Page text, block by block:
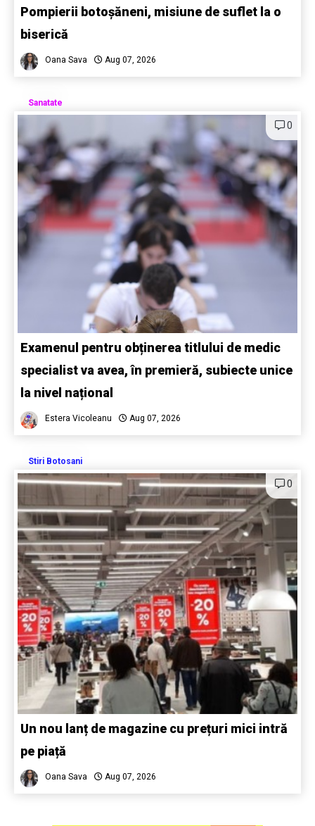
Pompierii botoșăneni, misiune de suflet la o
biserică
Oana Sava Aug 07, 2026
Sanatate
0
Examenul pentru obținerea titlului de medic
specialist va avea, în premieră, subiecte unice
la nivel național
Estera Vicoleanu Aug 07, 2026
Stiri Botosani
0
Un nou lanț de magazine cu prețuri mici intră
pe piață
Oana Sava Aug 07, 2026